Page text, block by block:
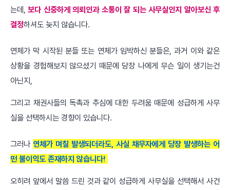
는데,보다 신중하게 의뢰인과 소통이 잘 되는 사무실인지 알아보신 후
결정하셔도 늦지 않습니다.
연체가 막 시작된 분들 또는 연체가 임박하신 분들은, 과거 이와 같은
상황을 경험해보지 않으셨기 때문에 당장 나에게 무슨 일이 생기는건
아닌지,
그리고 채권사들의 독촉과 추심에 대한 두려움 때문에 성급하게 사무
실을 선택하시는 경향이 있습니다.
그러나 연체가 며칠 발생되더라도, 사실 채무자에게 당장 발생하는 어
떤 불이익도 존재하지 않습니다!
오히려 앞에서 말씀 드린 것과 같이 성급하게 사무실을 선택해서 사건